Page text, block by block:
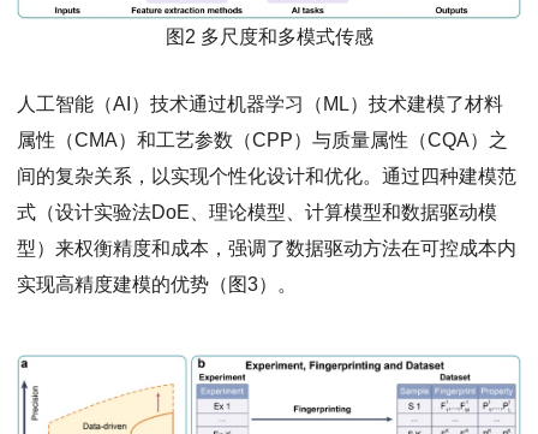
图2 多尺度和多模式传感
人工智能（AI）技术通过机器学习（ML）技术建模了材料
属性（CMA）和工艺参数（CPP）与质量属性（CQA）之
间的复杂关系，以实现个性化设计和优化。通过四种建模范
式（设计实验法DoE、理论模型、计算模型和数据驱动模
型）来权衡精度和成本，强调了数据驱动方法在可控成本内
实现高精度建模的优势（图3）。